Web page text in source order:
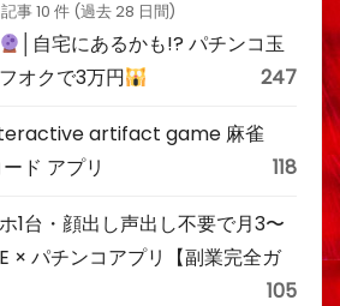
事 10 件 (過去 28 日間)
│自宅にあるかも!? パチンコ玉
オクで3万円
247
artifact game 麻雀
ド アプリ
118
1台・顔出し声出し不要で月3〜
× パチンコアプリ【副業完全ガ
105